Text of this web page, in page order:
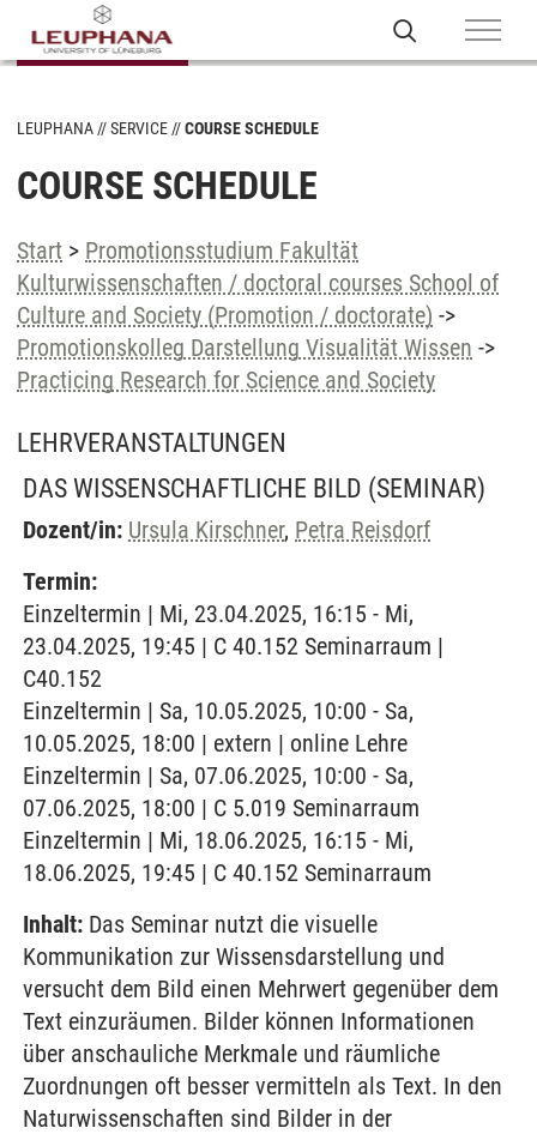
LEUPHANA SERVICE COURSE SCHEDULE
COURSE SCHEDULE
Start > Promotionsstudium Fakultät
Kulturwissenschaften / doctoral courses School of
Culture and Society (Promotion / doctorate) ->
Promotionskolleg Darstellung Visualität Wissen ->
Practicing Research for Science and Society
LEHRVERANSTALTUNGEN
DAS WISSENSCHAFTLICHE BILD (SEMINAR)
Dozent/in: Ursula Kirschner, Petra Reisdorf
Termin:
Einzeltermin | Mi, 23.04.2025, 16:15 - Mi,
23.04.2025, 19:45 | C 40.152 Seminarraum |
C40.152
Einzeltermin | Sa, 10.05.2025, 10:00 - Sa,
10.05.2025, 18:00 | extern | online Lehre
Einzeltermin | Sa, 07.06.2025, 10:00 - Sa,
07.06.2025, 18:00 | C 5.019 Seminarraum
Einzeltermin | Mi, 18.06.2025, 16:15 - Mi,
18.06.2025, 19:45 | C 40.152 Seminarraum
Inhalt: Das Seminar nutzt die visuelle
Kommunikation zur Wissensdarstellung und
versucht dem Bild einen Mehrwert gegenüber dem
Text einzuräumen. Bilder können Informationen
über anschauliche Merkmale und räumliche
Zuordnungen oft besser vermitteln als Text. In den
Naturwissenschaften sind Bilder in der